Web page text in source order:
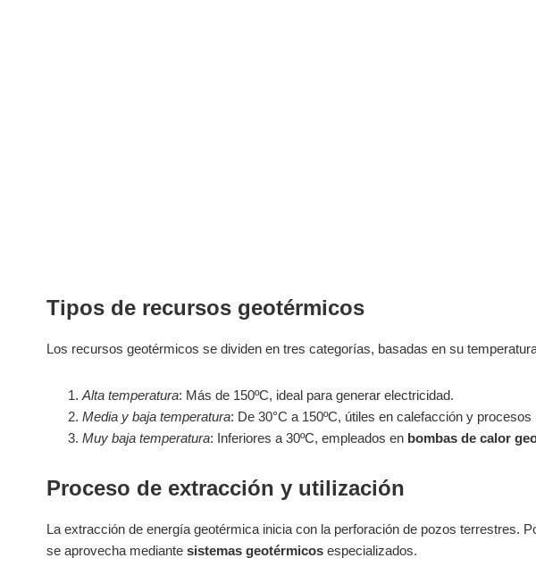
Tipos de recursos geotérmicos
Los recursos geotérmicos se dividen en tres categorías, basadas en su
Alta temperatura: Más de 150ºC, ideal para generar electricidad.
Media y baja temperatura: De 30°C a 150ºC, útiles en calefacción y procesos
Muy baja temperatura: Inferiores a 30ºC, empleados en bombas de calor
Proceso de extracción y utilización
La extracción de energía geotérmica inicia con la perforación de pozos terrestres.
se aprovecha mediante sistemas geotérmicos especializados.